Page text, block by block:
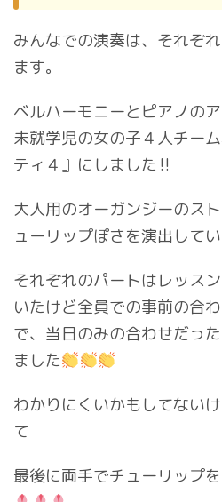
みんなでの演奏は、それぞ
ます。
ベルハーモニーとピアノの
未就学児の女の子４人チー
ティ４』にしました‼︎
大人用のオーガンジーのス
ューリップぽさを演出して
それぞれのパートはレッス
いたけど全員での事前の合
で、当日のみの合わせだっ
ました
わかりにくいかもしてない
て
最後に両手でチューリップ